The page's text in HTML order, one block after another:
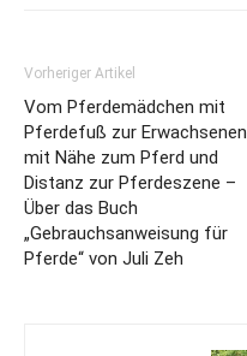
Vorheriger Artikel
Vom Pferdemädchen mit
Pferdefuß zur Erwachsenen
mit Nähe zum Pferd und
Distanz zur Pferdeszene –
Über das Buch
„Gebrauchsanweisung für
Pferde“ von Juli Zeh